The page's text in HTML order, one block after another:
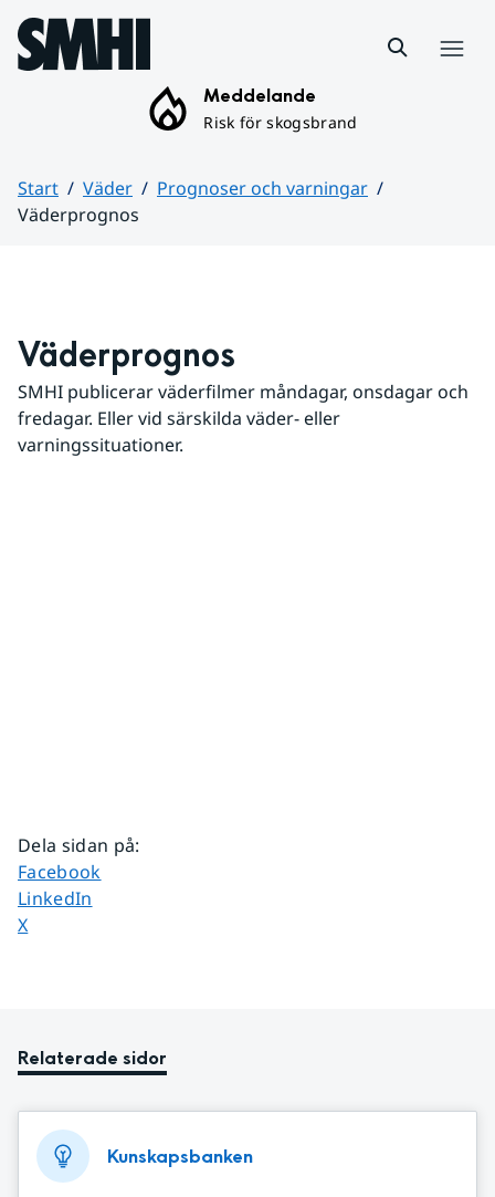
Hoppa till sidans innehåll
Meddelande
Risk för skogsbrand
Start Väder
Prognoser och varningar
Väderprognos
Väderprognos
SMHI publicerar väderfilmer måndagar, onsdagar och
fredagar. Eller vid särskilda väder- eller
varningssituationer.
Dela sidan på:
Dela sidan på
Facebook
Dela sidan på
LinkedIn
Dela sidan på
X
Relaterade sidor
Kunskapsbanken